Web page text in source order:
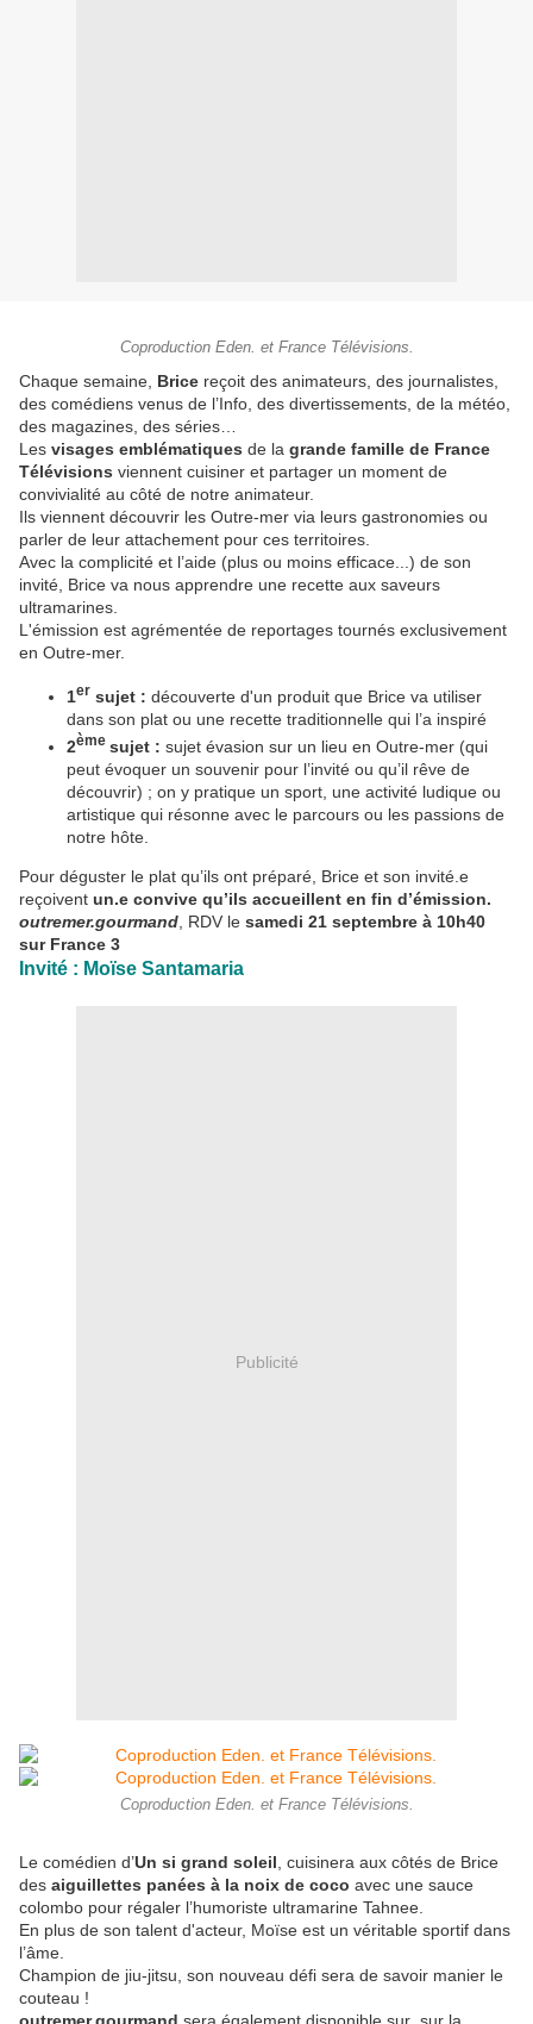
Coproduction Eden. et France Télévisions.
Chaque semaine, Brice reçoit des animateurs, des journalistes,
des comédiens venus de l’Info, des divertissements, de la météo,
des magazines, des séries…
Les visages emblématiques de la grande famille de France
Télévisions viennent cuisiner et partager un moment de
convivialité au côté de notre animateur.
Ils viennent découvrir les Outre-mer via leurs gastronomies ou
parler de leur attachement pour ces territoires.
Avec la complicité et l’aide (plus ou moins efficace...) de son
invité, Brice va nous apprendre une recette aux saveurs
ultramarines.
L'émission est agrémentée de reportages tournés exclusivement
en Outre-mer.
1er sujet : découverte d'un produit que Brice va utiliser
dans son plat ou une recette traditionnelle qui l’a inspiré
2ème sujet : sujet évasion sur un lieu en Outre-mer (qui
peut évoquer un souvenir pour l’invité ou qu’il rêve de
découvrir) ; on y pratique un sport, une activité ludique ou
artistique qui résonne avec le parcours ou les passions de
notre hôte.
Pour déguster le plat qu’ils ont préparé, Brice et son invité.e
reçoivent un.e convive qu’ils accueillent en fin d’émission.
outremer.gourmand , RDV le samedi 21 septembre à 10h40
sur France 3
Invité : Moïse Santamaria
Publicité
Coproduction Eden. et France Télévisions.
Le comédien d’Un si grand soleil , cuisinera aux côtés de Brice
des aiguillettes panées à la noix de coco avec une sauce
colombo pour régaler l’humoriste ultramarine Tahnee.
En plus de son talent d'acteur, Moïse est un véritable sportif dans
l’âme.
Champion de jiu-jitsu, son nouveau défi sera de savoir manier le
couteau !
outremer.gourmand sera également disponible sur sur la